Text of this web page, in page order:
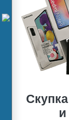
Скупка
и